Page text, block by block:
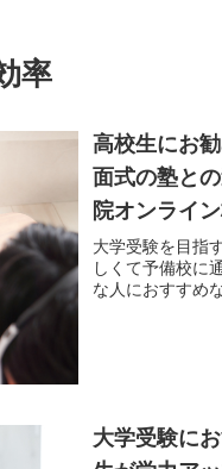
率
高校生にお
面式の塾と
院オンライ
大学受験を目指
しくて予備校に
な人におすすめ
大学受験に